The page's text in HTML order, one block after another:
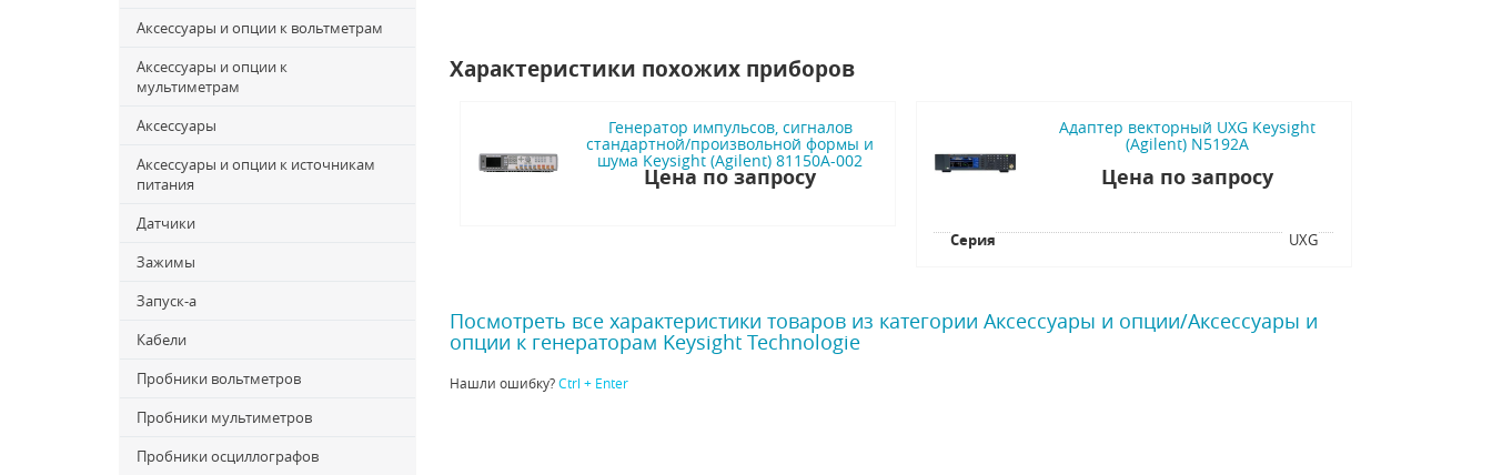
Аксессуары и опции к вольтметрам
Аксессуары и опции к
мультиметрам
Аксессуары
Аксессуары и опции к источникам
питания
Датчики
Зажимы
Запуск-a
Кабели
Пробники вольтметров
Пробники мультиметров
Пробники осциллографов
Характеристики похожих приборов
Генератор импульсов, сигналов
стандартной/произвольной формы и
шума Keysight (Agilent) 81150A-002
Цена по запросу
Адаптер векторный UXG Keysight
(Agilent) N5192A
Цена по запросу
Серия UXG
Посмотреть все характеристики товаров из категории Аксессуары и опции/Аксессуары и
опции к генераторам Keysight Technologie
Нашли ошибку?Ctrl + Enter